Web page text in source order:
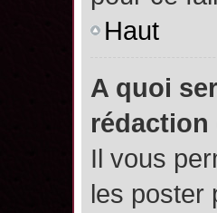
Haut
A quoi
rédaction
Il vous
les poster